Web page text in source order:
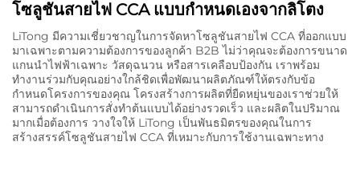
โซลูชันสายไฟ CCA แบบกำหนดเองจากลิโตง
LiTong มีความเชี่ยวชาญในการจัดหาโซลูชันสายไฟ CCA ที่ออกแบบ
มาเฉพาะตามความต้องการของลูกค้า B2B ไม่ว่าคุณจะต้องการขนาด
แกนนำไฟฟ้าเฉพาะ วัสดุฉนวน หรือสารเคลือบป้องกัน เราพร้อม
ทำงานร่วมกับคุณอย่างใกล้ชิดเพื่อพัฒนาผลิตภัณฑ์ให้ตรงกับข้อ
กำหนดโครงการของคุณ โครงสร้างการผลิตที่ยืดหยุ่นของเราช่วยให้
สามารถดำเนินการสั่งทำต้นแบบได้อย่างรวดเร็ว และผลิตในปริมาณ
มากเมื่อต้องการ วางใจให้ LiTong เป็นพันธมิตรของคุณในการ
สร้างสรรค์โซลูชันสายไฟ CCA ที่เหมาะกับการใช้งานเฉพาะทาง